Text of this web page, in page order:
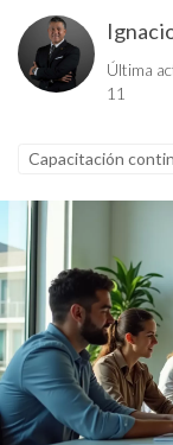
Última
11
Capacitación